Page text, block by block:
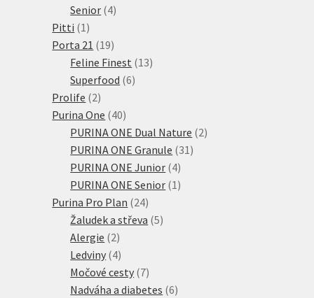
produktů
Senior 44
Pitti 1 1
produkt
Porta 21 1919
produktů
Feline Finest 1313
Superfood 66
Prolife 22
produkty
Purina One 4040
produktů
PURINA ONE Dual Nature 22
PURINA ONE Granule 31 31
PURINA ONE Junior 44
produkty
PURINA ONE Senior 1 1
Purina Pro Plan 2424
produktů
Žaludek a střeva 55
Alergie 22
produkty
Ledviny 44
produkty
Močové cesty 77
produktů
Nadváha a diabetes 66